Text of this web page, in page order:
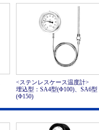
<ステンレスケース温度計>
埋込型：SA4型(Φ100)、SA6型
(Φ150)